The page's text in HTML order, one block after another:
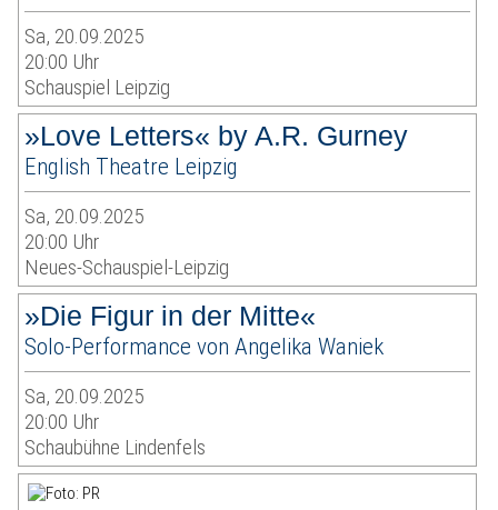
Sa, 20.09.2025
20:00 Uhr
Schauspiel Leipzig
»Love Letters« by A.R. Gurney
English Theatre Leipzig
Sa, 20.09.2025
20:00 Uhr
Neues-Schauspiel-Leipzig
»Die Figur in der Mitte«
Solo-Performance von Angelika Waniek
Sa, 20.09.2025
20:00 Uhr
Schaubühne Lindenfels